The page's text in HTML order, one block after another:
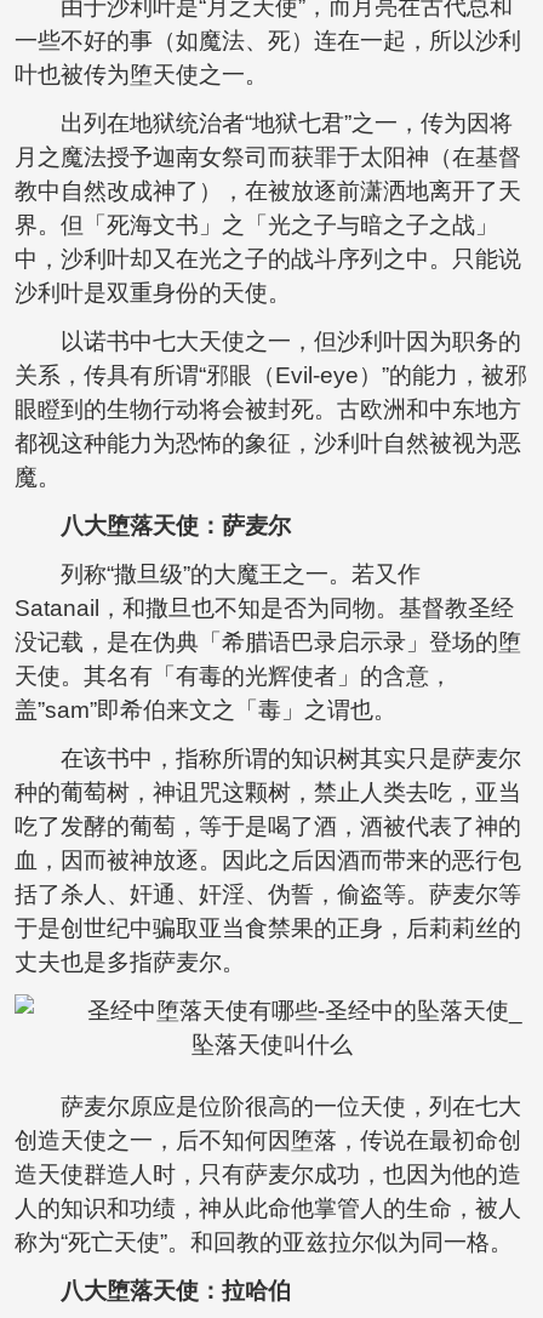
由于沙利叶是“月之天使”，而月亮在古代总和
一些不好的事（如魔法、死）连在一起，所以沙利
叶也被传为堕天使之一。
出列在地狱统治者“地狱七君”之一，传为因将
月之魔法授予迦南女祭司而获罪于太阳神（在基督
教中自然改成神了），在被放逐前潇洒地离开了天
界。但「死海文书」之「光之子与暗之子之战」
中，沙利叶却又在光之子的战斗序列之中。只能说
沙利叶是双重身份的天使。
以诺书中七大天使之一，但沙利叶因为职务的
关系，传具有所谓“邪眼（Evil-eye）”的能力，被邪
眼瞪到的生物行动将会被封死。古欧洲和中东地方
都视这种能力为恐怖的象征，沙利叶自然被视为恶
魔。
八大堕落天使：萨麦尔
列称“撒旦级”的大魔王之一。若又作
Satanail，和撒旦也不知是否为同物。基督教圣经
没记载，是在伪典「希腊语巴录启示录」登场的堕
天使。其名有「有毒的光辉使者」的含意，
盖”sam”即希伯来文之「毒」之谓也。
在该书中，指称所谓的知识树其实只是萨麦尔
种的葡萄树，神诅咒这颗树，禁止人类去吃，亚当
吃了发酵的葡萄，等于是喝了酒，酒被代表了神的
血，因而被神放逐。因此之后因酒而带来的恶行包
括了杀人、奸通、奸淫、伪誓，偷盗等。萨麦尔等
于是创世纪中骗取亚当食禁果的正身，后莉莉丝的
丈夫也是多指萨麦尔。
萨麦尔原应是位阶很高的一位天使，列在七大
创造天使之一，后不知何因堕落，传说在最初命创
造天使群造人时，只有萨麦尔成功，也因为他的造
人的知识和功绩，神从此命他掌管人的生命，被人
称为“死亡天使”。和回教的亚兹拉尔似为同一格。
八大堕落天使：拉哈伯